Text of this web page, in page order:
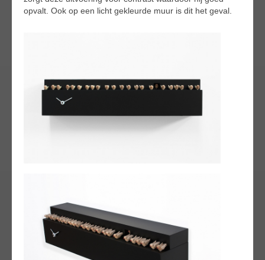
opvalt. Ook op een licht gekleurde muur is dit het geval.